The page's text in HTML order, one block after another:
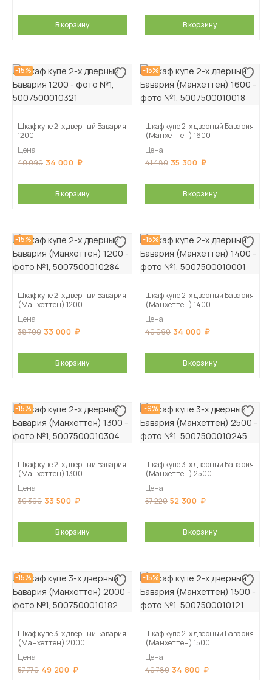
В корзину В корзину
-15%
Шкаф купе 2-х дверный Бавария
1200
Цена
40 090 34 000
В корзину
-15%
Шкаф купе 2-х дверный Бавария
(Манхеттен) 1600
Цена
41 480 35 300
В корзину
-15%
Шкаф купе 2-х дверный Бавария
(Манхеттен) 1200
Цена
38 700 33 000
В корзину
-15%
Шкаф купе 2-х дверный Бавария
(Манхеттен) 1400
Цена
40 090 34 000
В корзину
-15%
Шкаф купе 2-х дверный Бавария
(Манхеттен) 1300
Цена
39 390 33 500
В корзину
-9%
Шкаф купе 3-х дверный Бавария
(Манхеттен) 2500
Цена
57 220 52 300
В корзину
-15%
Шкаф купе 3-х дверный Бавария
(Манхеттен) 2000
Цена
57 770 49 200
-15%
Шкаф купе 2-х дверный Бавария
(Манхеттен) 1500
Цена
40 780 34 800